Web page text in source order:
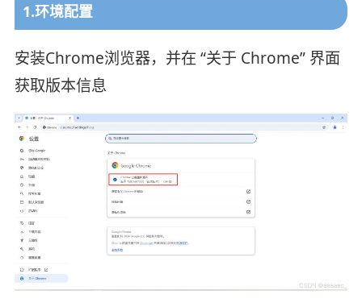
1.环境配置
安装Chrome浏览器，并在 “关于 Chrome” 界面
获取版本信息